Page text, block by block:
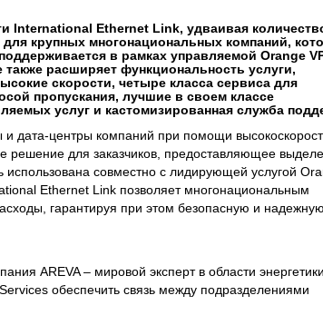
International Ethernet Link, удваивая
крупных многонациональных компаний,
в рамках управляемой Orange
расширяет функциональность услуги,
скорости, четыре класса сервиса для
пропускания, лучшие в своем классе
услуг и кастомизированная служба
дата-центры компаний при помощи
решение для заказчиков, предоставляющее
совместно с лидирующей услугой
Ethernet Link позволяет многонациональным
гарантируя при этом безопасную и надежную
AREVA – мировой эксперт в области
обеспечить связь между подразделениями